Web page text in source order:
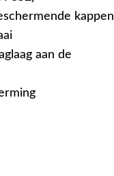
kappen
aan de